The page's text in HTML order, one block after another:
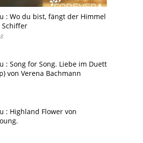
: Wo du bist, fängt der Himmel
Schiffer
: Song for Song. Liebe im Duett
von Verena Bachmann
: Highland Flower von